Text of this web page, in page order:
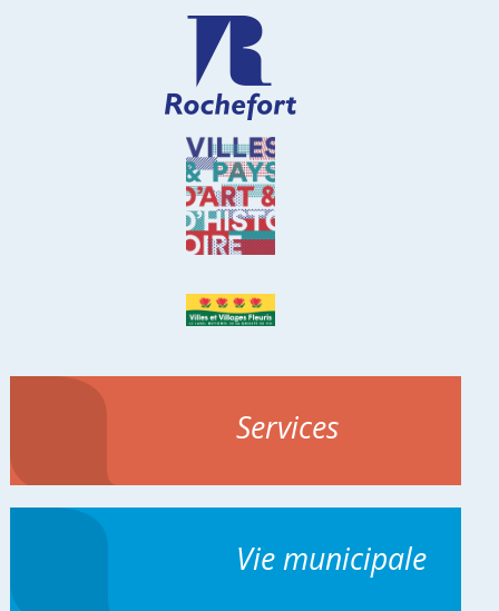
Services
Vie municipale